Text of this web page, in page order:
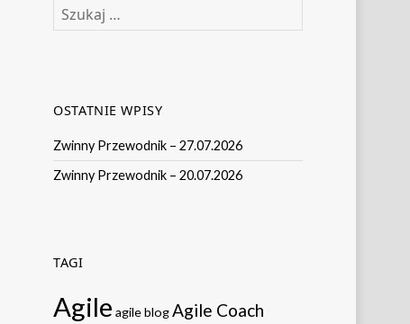
OSTATNIE WPISY
Zwinny Przewodnik – 27.07.2026
Zwinny Przewodnik – 20.07.2026
TAGI
Agile agile blogAgile Coach